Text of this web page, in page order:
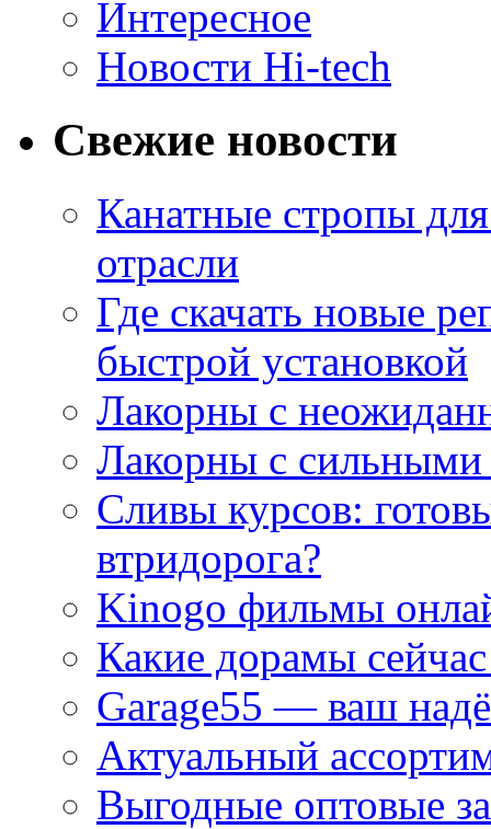
Интересное
Новости Hi-tech
Свежие новости
Канатные стропы
отрасли
Где скачать новые
быстрой установкой
Лакорны с
Лакорны с сильными
Сливы курсов:
втридорога?
Kinogo фильмы
Какие дорамы
Garage55 — ваш
Актуальный
Выгодные оптовые